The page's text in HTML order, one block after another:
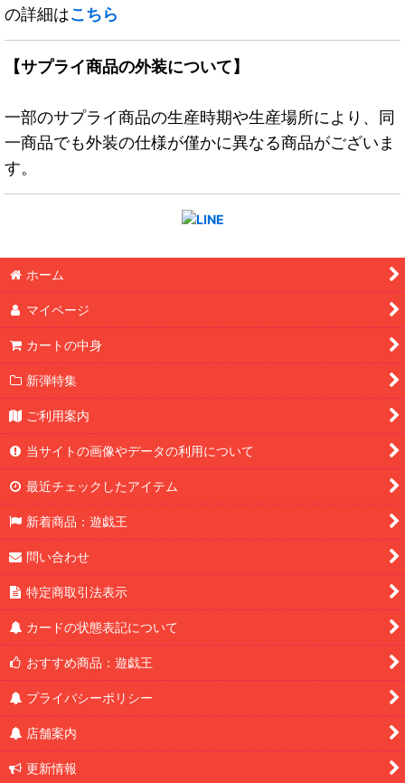
の詳細はこちら
【サプライ商品の外装について】
一部のサプライ商品の生産時期や生産場所により、同
一商品でも外装の仕様が僅かに異なる商品がございま
す。
ホーム
マイページ
カートの中身
新弾特集
ご利用案内
当サイトの画像やデータの利用について
最近チェックしたアイテム
新着商品：遊戯王
問い合わせ
特定商取引法表示
カードの状態表記について
おすすめ商品：遊戯王
プライバシーポリシー
店舗案内
更新情報